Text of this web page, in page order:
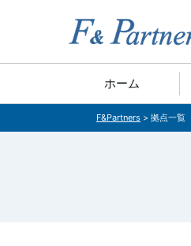
ホーム
F&Partners > 拠点一覧